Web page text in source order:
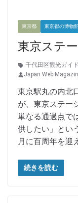
東京都 東京都の博物
東京ステ
千代田区観光ガイド
Japan Web
東京駅丸の内北
が、東京ステー
単なる通過点で
供したい」とい
月に百周年を迎
続きを読む